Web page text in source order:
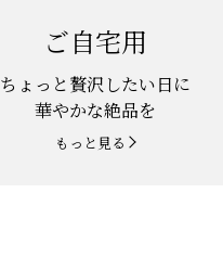
ご自宅用
ちょっと贅沢したい日に
華やかな絶品を
もっと見る